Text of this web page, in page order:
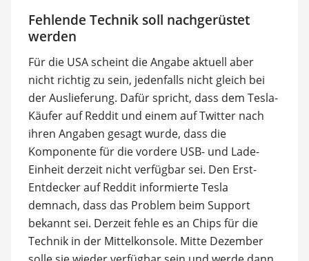
Fehlende Technik soll nachgerüstet
werden
Für die USA scheint die Angabe aktuell aber
nicht richtig zu sein, jedenfalls nicht gleich bei
der Auslieferung. Dafür spricht, dass dem Tesla-
Käufer auf Reddit und einem auf Twitter nach
ihren Angaben gesagt wurde, dass die
Komponente für die vordere USB- und Lade-
Einheit derzeit nicht verfügbar sei. Den Erst-
Entdecker auf Reddit informierte Tesla
demnach, dass das Problem beim Support
bekannt sei. Derzeit fehle es an Chips für die
Technik in der Mittelkonsole. Mitte Dezember